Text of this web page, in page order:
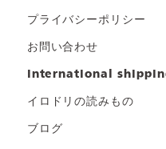
プライバシーポリシー
お問い合わせ
international
イロドリの読みもの
ブログ